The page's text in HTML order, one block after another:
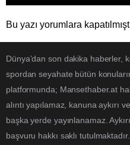
Bu yazı yorumlara
Dünya’dan son dakika haberler,
spordan seyahate bütün
platformunda; Mansethaber.at
alıntı yapılamaz, kanuna aykırı
başka yerde yayınlanamaz.
başvuru hakkı saklı